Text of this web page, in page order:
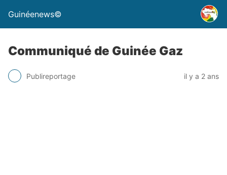
Guinéenews©
Communiqué de Guinée Gaz
Publireportage il y a 2 ans